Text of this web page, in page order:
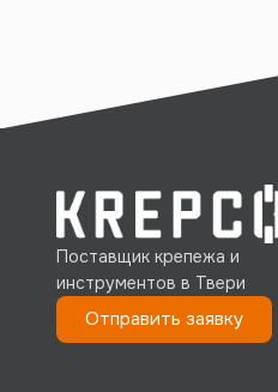
Поставщик крепежа и
инструментов в Твери
Отправить заявку